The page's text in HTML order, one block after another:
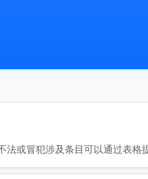
或冒犯涉及条目可以通过表格